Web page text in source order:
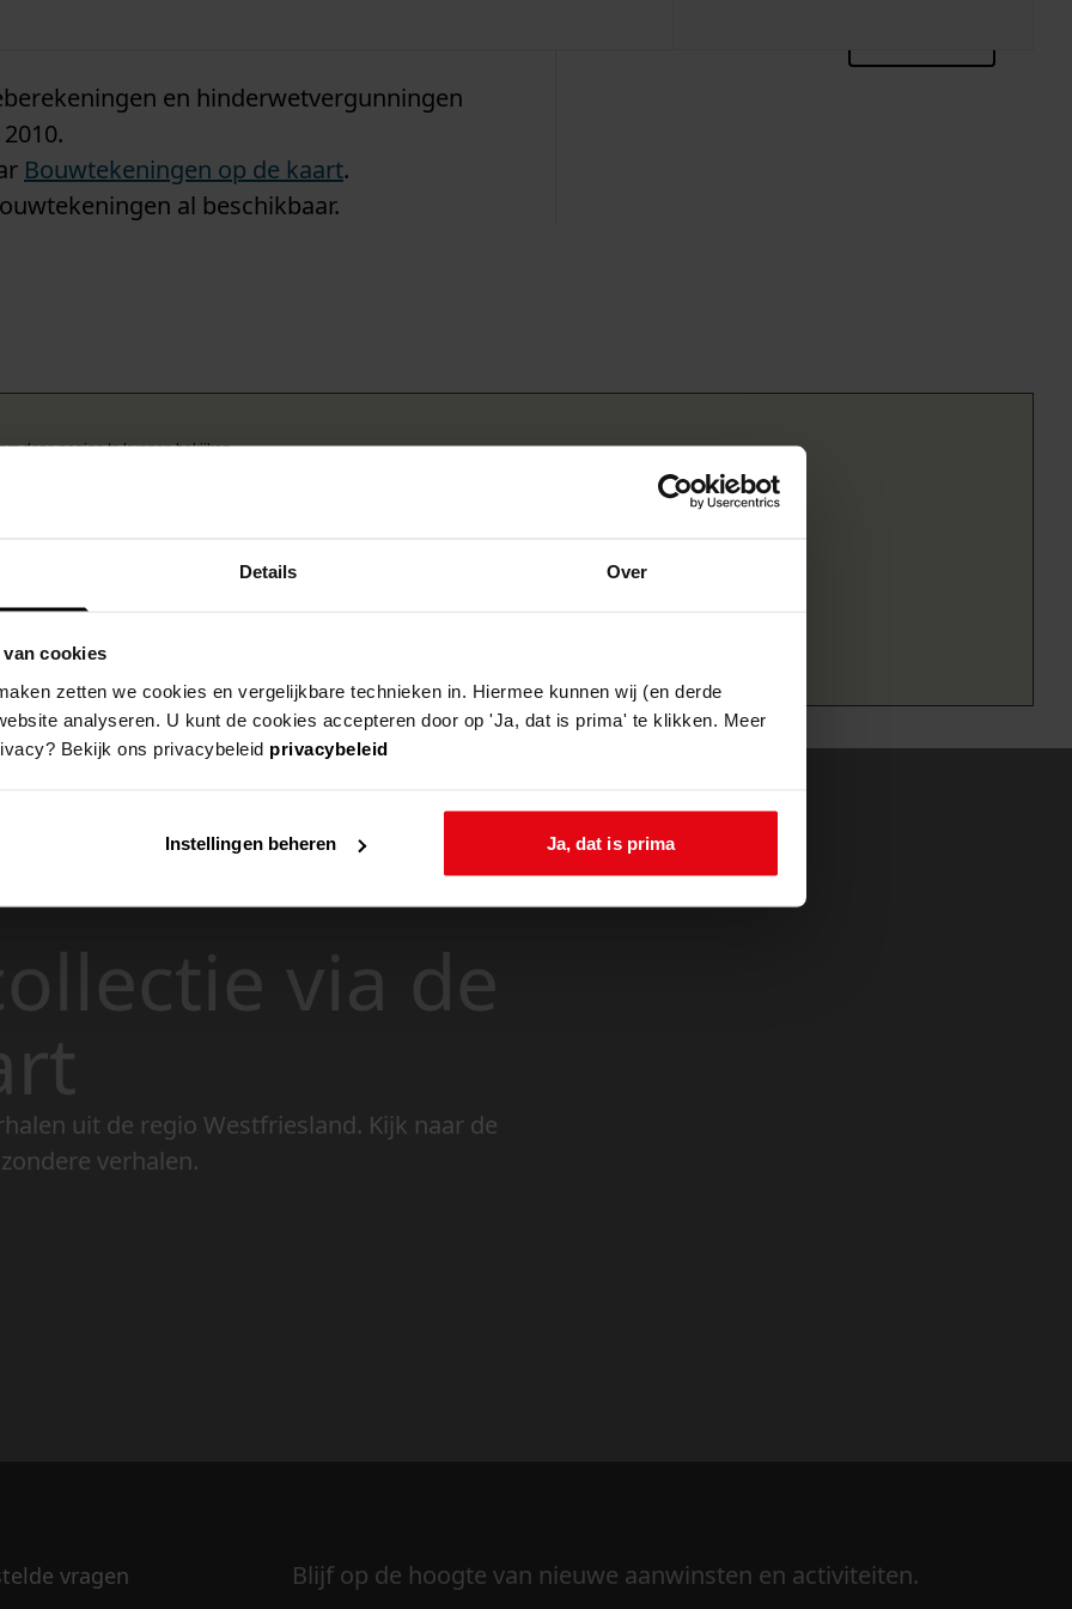
Details Over
cookies
zetten we cookies en vergelijkbare technieken in. Hiermee kunnen wij (en derde
analyseren. U kunt de cookies accepteren door op 'Ja, dat is prima' te klikken. Meer
Bekijk ons privacybeleid privacybeleid
Instellingen beheren Ja, dat is prima
en hinderwetvergunningen
Bouwtekeningen op de kaart.
al beschikbaar.
deze pagina te kunnen bekijken.
via de
uit de regio Westfriesland. Kijk naar de
verhalen.
vragen Blijf op de hoogte van nieuwe aanwinsten en activiteiten.